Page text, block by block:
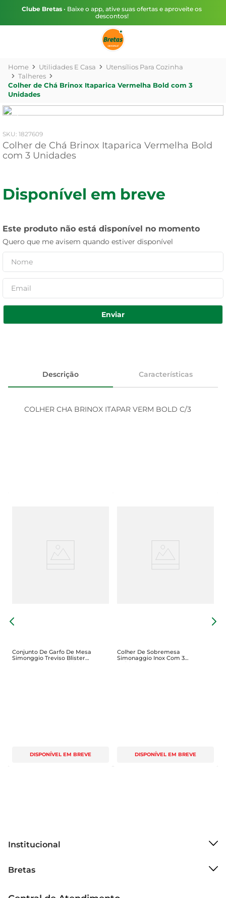
Clube Bretas • Baixe o app, ative suas ofertas e aproveite os
descontos!
Utilidades E Casa
Utensílios Para Cozinha
Talheres
Colher de Chá Brinox Itaparica Vermelha Bold com 3
Unidades
: 1827609
Colher de Chá Brinox Itaparica Vermelha Bold
com 3 Unidades
Disponível em breve
Este produto não está disponível no momento
Quero que me avisem quando estiver disponível
Enviar
Descrição Características
COLHER CHA BRINOX ITAPAR VERM BOLD C/3
Conjunto De Garfo De Mesa
Simonggio Treviso Blister
Vermelho Com 3 Unidades
DISPONÍVEL EM BREVE
Colher De Sobremesa
Simonaggio Inox Com 3
Unidades
DISPONÍVEL EM BREVE
Institucional
Grupo Cencosud
Bretas